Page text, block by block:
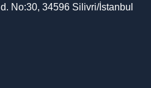
No:30, 34596 Silivri/İstanbul